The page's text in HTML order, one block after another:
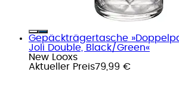
Gepäckträgertasche
Joli Double, Black/Green«
New Looxs
Aktueller Preis79,99 €